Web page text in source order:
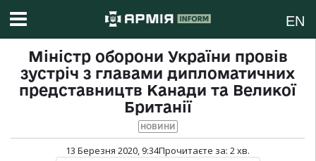
EN
Міністр оборони України провів
зустріч з главами дипломатичних
представництв Канади та Великої
Британії
НОВИНИ
13 Березня 2020, 9:34Прочитаєте за: 2хв.